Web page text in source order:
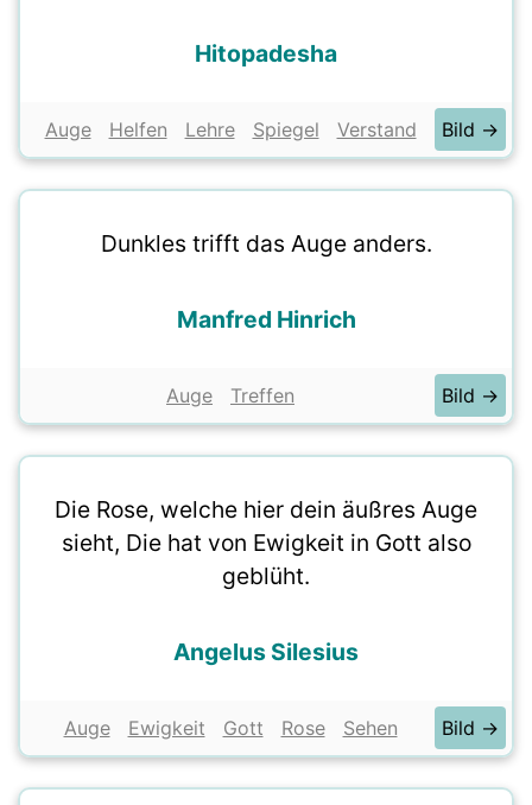
Hitopadesha
Auge Helfen Lehre Spiegel Verstand Bild →
Dunkles trifft das Auge anders.
Manfred Hinrich
Auge Treffen Bild →
Die Rose, welche hier dein äußres Auge
sieht, Die hat von Ewigkeit in Gott also
geblüht.
Angelus Silesius
Auge Ewigkeit Gott Rose Sehen Bild →